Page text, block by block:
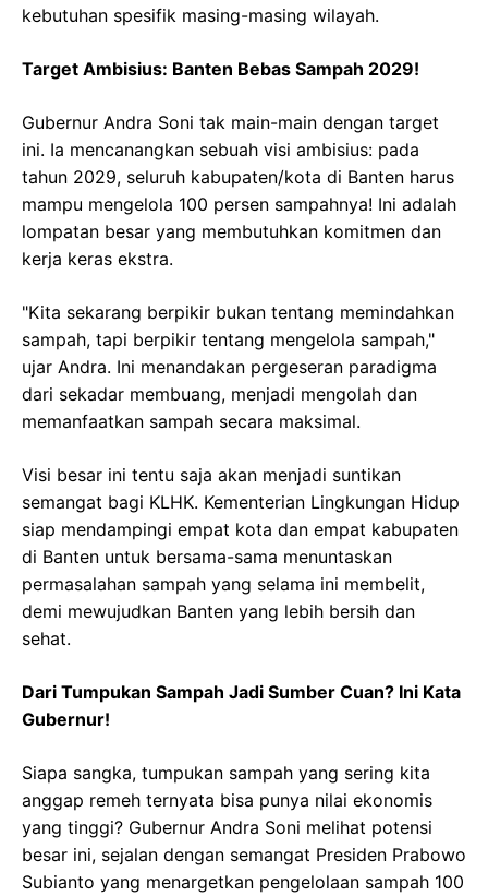
kebutuhan spesifik masing-masing wilayah.
Target Ambisius: Banten Bebas Sampah 2029!
Gubernur Andra Soni tak main-main dengan target
ini. Ia mencanangkan sebuah visi ambisius: pada
tahun 2029, seluruh kabupaten/kota di Banten harus
mampu mengelola 100 persen sampahnya! Ini adalah
lompatan besar yang membutuhkan komitmen dan
kerja keras ekstra.
"Kita sekarang berpikir bukan tentang memindahkan
sampah, tapi berpikir tentang mengelola sampah,"
ujar Andra. Ini menandakan pergeseran paradigma
dari sekadar membuang, menjadi mengolah dan
memanfaatkan sampah secara maksimal.
Visi besar ini tentu saja akan menjadi suntikan
semangat bagi KLHK. Kementerian Lingkungan Hidup
siap mendampingi empat kota dan empat kabupaten
di Banten untuk bersama-sama menuntaskan
permasalahan sampah yang selama ini membelit,
demi mewujudkan Banten yang lebih bersih dan
sehat.
Dari Tumpukan Sampah Jadi Sumber Cuan? Ini Kata
Gubernur!
Siapa sangka, tumpukan sampah yang sering kita
anggap remeh ternyata bisa punya nilai ekonomis
yang tinggi? Gubernur Andra Soni melihat potensi
besar ini, sejalan dengan semangat Presiden Prabowo
Subianto yang menargetkan pengelolaan sampah 100